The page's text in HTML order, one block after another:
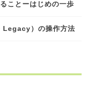
ことーはじめの一歩
Legacy）の操作方法